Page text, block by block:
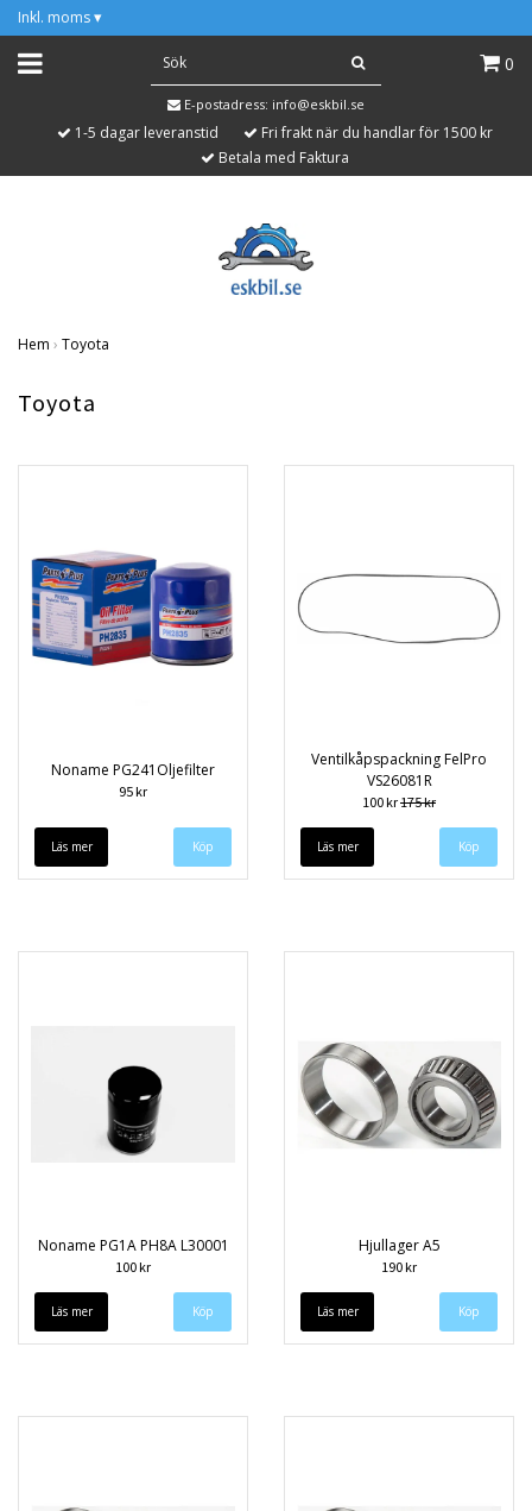
Inkl. moms ▾
0
E-postadress: info@eskbil.se
1-5 dagar leveranstid
Fri frakt när du handlar för 1500 kr
Betala med Faktura
Hem › Toyota
Toyota
Noname PG241Oljefilter
95 kr
Läs mer
Ventilkåpspackning FelPro
VS26081R
100 kr175 kr
Läs mer
Noname PG1A PH8A L30001
100 kr
Läs mer
Hjullager A5
190 kr
Läs mer